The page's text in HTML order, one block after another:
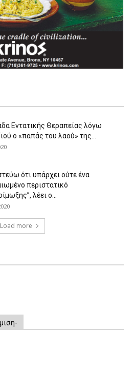
Εντατικής Θεραπείας λόγω
ο «παπάς του λαού» της...
ότι υπάρχει ούτε ένα
περιστατικό
λέει ο...
Load more